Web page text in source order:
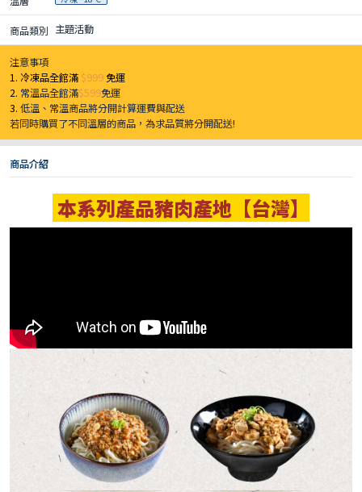
商品類別 主題活動
注意事項
1. 冷凍品全館滿 $999免運
2. 常溫品全館滿$599免運
3.低溫、常溫商品將分開計算運費與配送
若同時購買了不同溫層的商品，為求品質將分開配送!
商品介紹
本系列產品豬肉產地【台灣】